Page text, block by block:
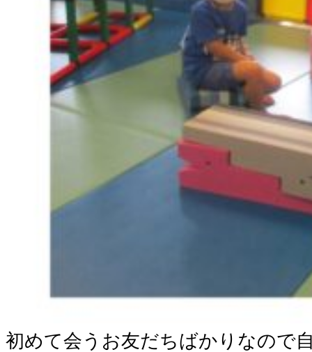
初めて会うお友だちばかりなので